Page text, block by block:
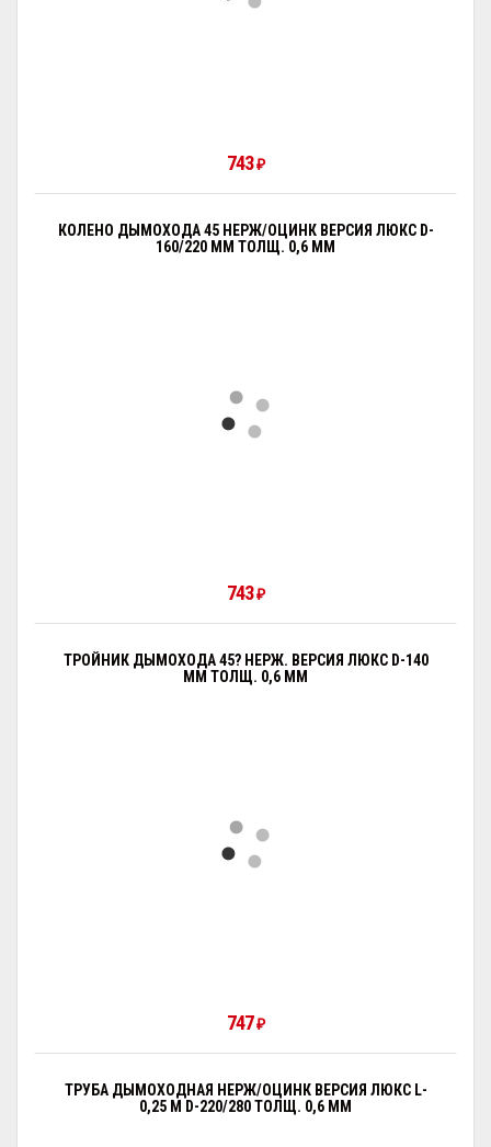
743₽
КОЛЕНО ДЫМОХОДА 45 НЕРЖ/ОЦИНК ВЕРСИЯ ЛЮКС D-
160/220 ММ ТОЛЩ. 0,6 ММ
743₽
ТРОЙНИК ДЫМОХОДА 45? НЕРЖ. ВЕРСИЯ ЛЮКС D-140
ММ ТОЛЩ. 0,6 ММ
747₽
ТРУБА ДЫМОХОДНАЯ НЕРЖ/ОЦИНК ВЕРСИЯ ЛЮКС L-
0,25 М D-220/280 ТОЛЩ. 0,6 ММ